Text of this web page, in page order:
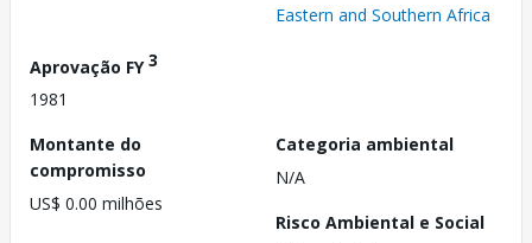
Eastern and Southern Africa
Aprovação FY3
1981
Montante do
compromisso
US$ 0.00 milhões
Categoria ambiental
N/A
Risco Ambiental e Social